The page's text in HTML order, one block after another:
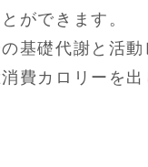
ができます。
基礎代謝と活
費カロリーを出